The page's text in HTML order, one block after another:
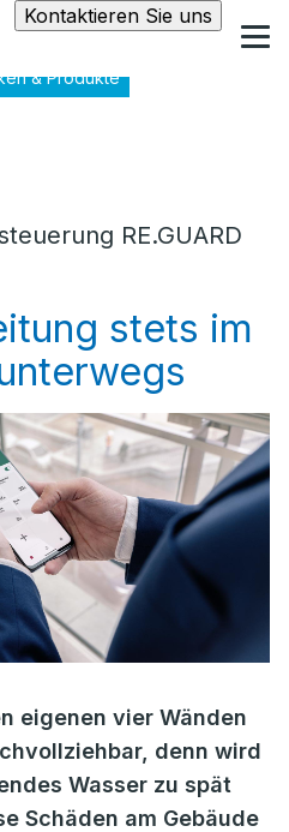
Kontaktieren Sie uns
& Produkte
RE.GUARD
stets im
eigenen vier Wänden
denn wird
Wasser zu spät
Schäden am Gebäude